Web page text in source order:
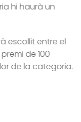
hi haurà un
escollit entre el
de 100
de la categoria.